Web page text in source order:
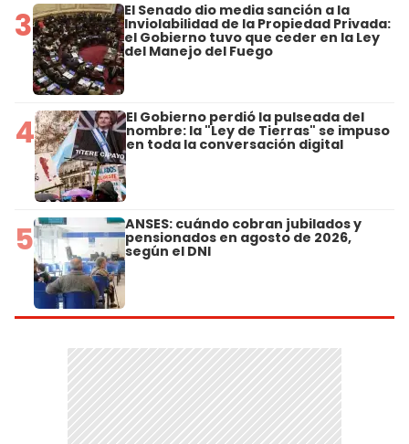
3 El Senado dio media sanción a la
Inviolabilidad de la Propiedad Privada:
el Gobierno tuvo que ceder en la Ley
del Manejo del Fuego
4 El Gobierno perdió la pulseada del
nombre: la "Ley de Tierras" se impuso
en toda la conversación digital
5 ANSES: cuándo cobran jubilados y
pensionados en agosto de 2026,
según el DNI